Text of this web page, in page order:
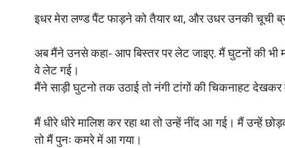
इधर मेरा लण्ड पैंट फाड़ने को तैयार था, और उधर उनकी चूची
अब मैंने उनसे कहा- आप बिस्तर पर लेट जाइए. मैं घुटनों की भी
वे लेट गई।
मैंने साड़ी घुटनो तक उठाई तो नंगी टांगों की चिकनाहट देखकर
मैं धीरे धीरे मालिश कर रहा था तो उन्हें नींद आ गई। मैं उन्हें
तो मैं पुनः कमरे में आ गया।